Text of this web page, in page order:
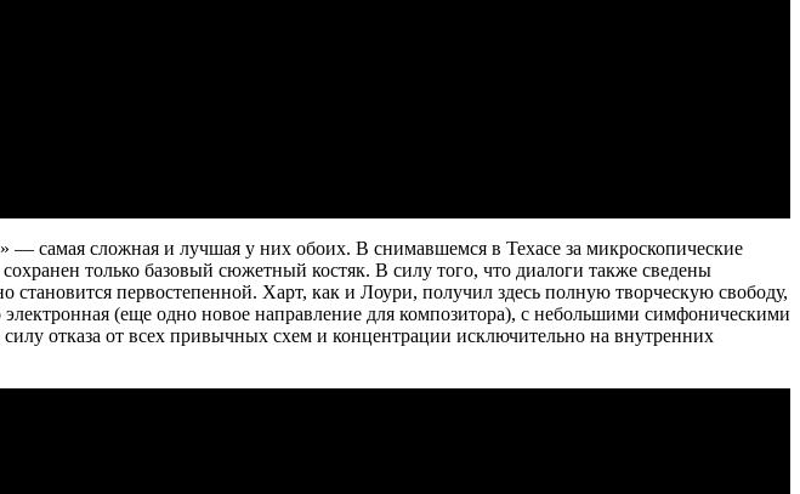
— самая сложная и лучшая у них обоих. В снимавшемся в Техасе за микроскопические
только базовый сюжетный костяк. В силу того, что диалоги также сведены
становится первостепенной. Харт, как и Лоури, получил здесь полную творческую свободу,
(еще одно новое направление для композитора), с небольшими симфоническими
отказа от всех привычных схем и концентрации исключительно на внутренних